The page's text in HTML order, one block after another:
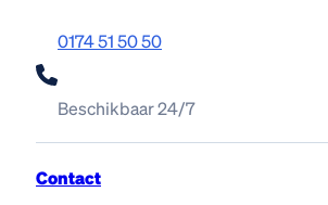
0174 51 50 50
Beschikbaar 24/7
Contact